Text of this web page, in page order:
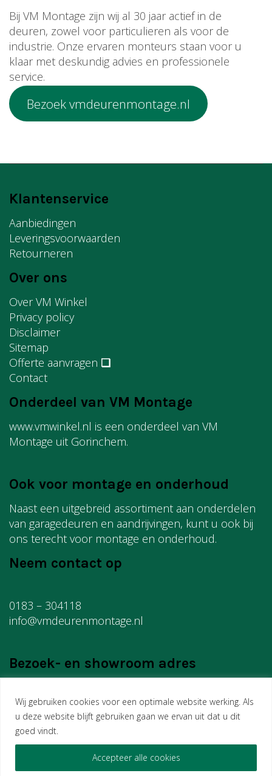
Wij gebruiken cookies voor een optimale website werking. Als
u deze website blijft gebruiken gaan we ervan uit dat u dit
goed vindt.
Accepteer alle cookies
Bij VM Montage zijn wij al 30 jaar actief in de
deuren, zowel voor particulieren als voor de
industrie. Onze ervaren monteurs staan voor u
klaar met deskundig advies en professionele
service.
Bezoek vmdeurenmontage.nl
Klantenservice
Aanbiedingen
Leveringsvoorwaarden
Retourneren
Over ons
Over VM Winkel
Privacy policy
Disclaimer
Sitemap
Offerte aanvragen ❏
Contact
Onderdeel van VM Montage
www.vmwinkel.nl is een onderdeel van VM
Montage uit Gorinchem.
Ook voor montage en onderhoud
Naast een uitgebreid assortiment aan onderdelen
van garagedeuren en aandrijvingen, kunt u ook bij
ons terecht voor montage en onderhoud.
Neem contact op
0183 – 304118
info@vmdeurenmontage.nl
Bezoek- en showroom adres
VM Montage
Edisonweg 18
4207 HG Gorinchem